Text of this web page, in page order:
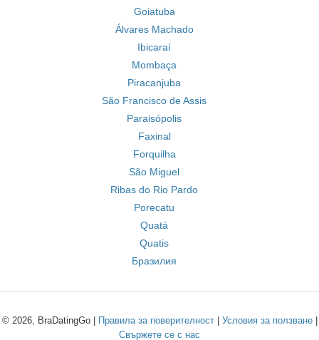
Goiatuba
Álvares Machado
Ibicaraí
Mombaça
Piracanjuba
São Francisco de Assis
Paraisópolis
Faxinal
Forquilha
São Miguel
Ribas do Rio Pardo
Porecatu
Quatá
Quatis
Бразилия
© 2026, BraDatingGo | Правила за поверителност| Условия за ползване|
Свържете се с нас